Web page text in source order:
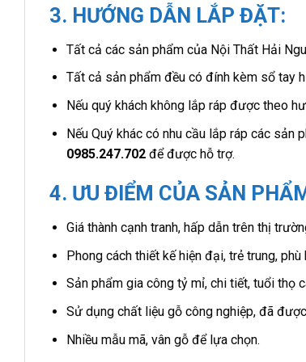
3. HƯỚNG DẪN LẮP ĐẶT:
Tất cả các sản phẩm của Nội Thất Hải
Tất cả sản phẩm đều có đính kèm sổ tay
Nếu quý khách không lắp ráp được theo
Nếu Quý khác có nhu cầu lắp ráp các sản
0985.247.702 để được hỗ trợ.
4. ƯU ĐIỂM CỦA SẢN
Giá thành cạnh tranh, hấp dẫn trên thị
Phong cách thiết kế hiện đại, trẻ trung,
Sản phẩm gia công tỷ mỉ, chi tiết, tuổi thọ
Sử dụng chất liệu gỗ công nghiệp, đã
Nhiều mẫu mã, vân gỗ để lựa chọn.